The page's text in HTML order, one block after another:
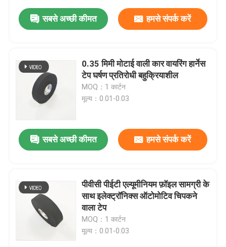
सबसे अच्छी कीमत हमसे संपर्क करें
0.35 मिमी मोटाई वाली कार वायरिंग हार्नेस
टेप घर्षण प्रतिरोधी बहुक्रियाशील
MOQ：1 कार्टन
मूल्य：0.01-0.03
सबसे अच्छी कीमत हमसे संपर्क करें
पीवीसी पीईटी एल्यूमीनियम फ़ॉइल सामग्री के
साथ इलेक्ट्रॉनिक्स ऑटोमोटिव चिपकने
वाला टेप
MOQ：1 कार्टन
मूल्य：0.01-0.03